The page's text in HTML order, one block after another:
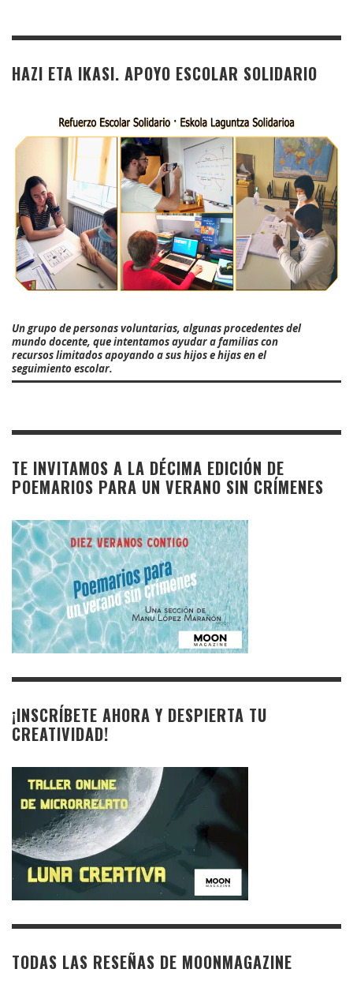
HAZI ETA IKASI. APOYO ESCOLAR SOLIDARIO
Un grupo de personas voluntarias, algunas procedentes del
mundo docente, que intentamos ayudar a familias con
recursos limitados apoyando a sus hijos e hijas en el
seguimiento escolar.
TE INVITAMOS A LA DÉCIMA EDICIÓN DE
POEMARIOS PARA UN VERANO SIN CRÍMENES
¡INSCRÍBETE AHORA Y DESPIERTA TU
CREATIVIDAD!
TODAS LAS RESEÑAS DE MOONMAGAZINE